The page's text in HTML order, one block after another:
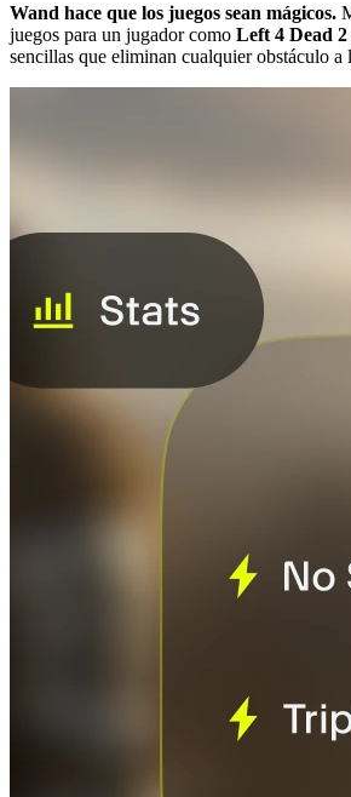
Wand hace que los juegos sean mágicos.
juegos para un jugador como Left 4 Dead 2
sencillas que eliminan cualquier obstáculo a